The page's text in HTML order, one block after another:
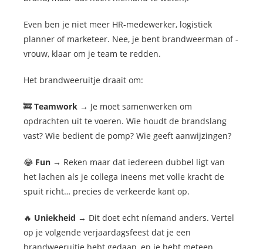
Even ben je niet meer HR-medewerker, logistiek
planner of marketeer. Nee, je bent brandweerman of -
vrouw, klaar om je team te redden.
Het brandweeruitje draait om:
🚒 Teamwork → Je moet samenwerken om
opdrachten uit te voeren. Wie houdt de brandslang
vast? Wie bedient de pomp? Wie geeft aanwijzingen?
😂 Fun → Reken maar dat iedereen dubbel ligt van
het lachen als je collega ineens met volle kracht de
spuit richt… precies de verkeerde kant op.
🔥 Uniekheid → Dit doet echt níemand anders. Vertel
op je volgende verjaardagsfeest dat je een